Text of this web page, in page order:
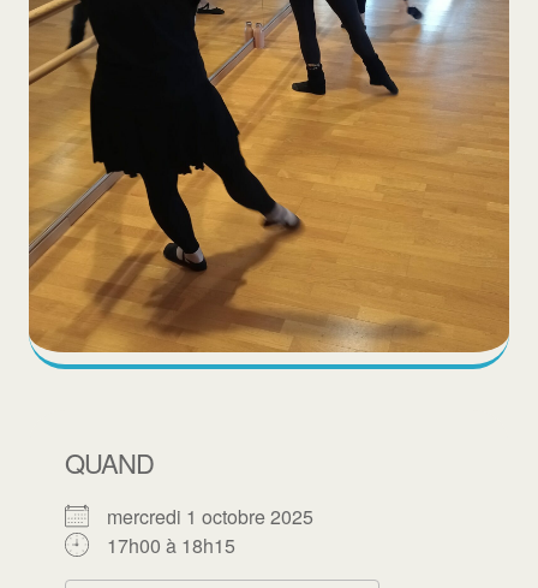
QUAND
mercredi 1 octobre 2025
17h00 à 18h15